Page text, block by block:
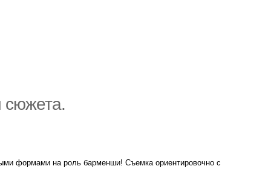
сюжета.
формами на роль барменши! Съемка ориентировочно с